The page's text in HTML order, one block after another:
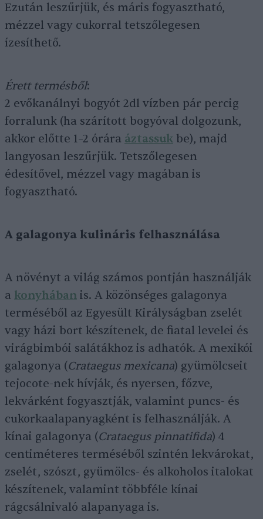
Ezután leszűrjük, és máris fogyasztható,
mézzel vagy cukorral tetszőlegesen
ízesíthető.
Érett termésből:
2 evőkanálnyi bogyót 2dl vízben pár percig
forralunk (ha szárított bogyóval dolgozunk,
akkor előtte 1–2 órára áztassuk be), majd
langyosan leszűrjük. Tetszőlegesen
édesítővel, mézzel vagy magában is
fogyasztható.
A galagonya kulináris felhasználása
A növényt a világ számos pontján használják
a konyhában is. A közönséges galagonya
terméséből az Egyesült Királyságban zselét
vagy házi bort készítenek, de fiatal levelei és
virágbimbói salátákhoz is adhatók. A mexikói
galagonya (Crataegus mexicana) gyümölcseit
tejocote-nek hívják, és nyersen, főzve,
lekvárként fogyasztják, valamint puncs- és
cukorkaalapanyagként is felhasználják. A
kínai galagonya (Crataegus pinnatifida) 4
centiméteres terméséből szintén lekvárokat,
zselét, szószt, gyümölcs- és alkoholos italokat
készítenek, valamint többféle kínai
rágcsálnivaló alapanyaga is.